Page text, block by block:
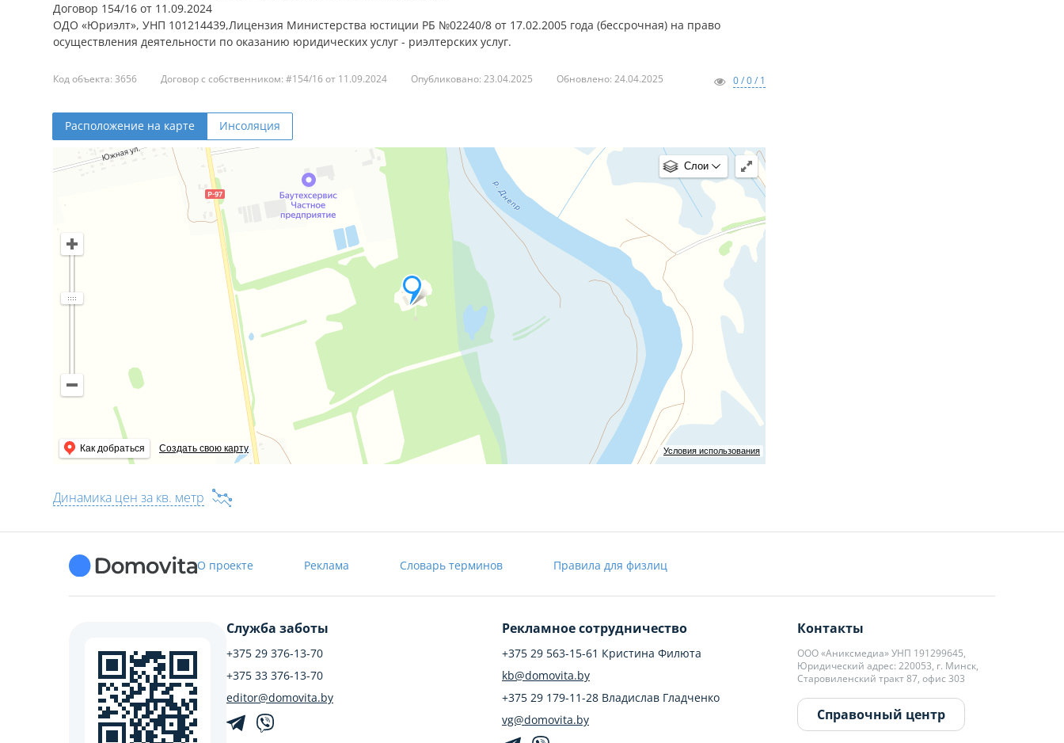
Договор 154/16 от 11.09.2024
ОДО «Юриэлт», УНП 101214439,Лицензия Министерства юстиции РБ №02240/8 от 17.02.2005 года (бессрочная) на право
осуществления деятельности по оказанию юридических услуг - риэлтерских услуг.
Код объекта: 3656 Договор с собственником: #154/16 от 11.09.2024 Опубликовано: 23.04.2025 Обновлено: 24.04.2025 0 / 0 / 1
Расположение на карте Инсоляция
Условия использования
Как добраться Создать свою карту
Слои
Динамика цен за кв. метр
О проекте Реклама Словарь терминов Правила для физлиц
Служба заботы
+375 29 376-13-70
+375 33 376-13-70
editor@domovita.by
Рекламное сотрудничество
+375 29 563-15-61 Кристина Филюта
kb@domovita.by
+375 29 179-11-28 Владислав Гладченко
vg@domovita.by
Контакты
ООО «Аниксмедиа» УНП 191299645,
Юридический адрес: 220053, г. Минск,
Старовиленский тракт 87, офис 303
Справочный центр